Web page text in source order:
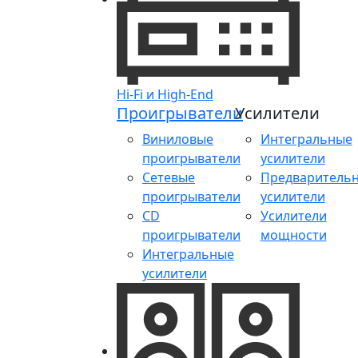
Hi-Fi и High-End
Проигрыватели
Виниловые
проигрыватели
Сетевые
проигрыватели
CD
проигрыватели
Интегральные
усилители
Усилители
Интегральные
усилители
усилители
Усилители
мощности